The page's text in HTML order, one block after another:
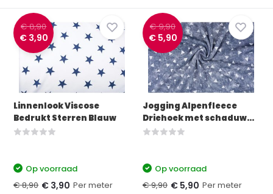
€ 8,90
€ 3,90
Linnenlook Viscose
Bedrukt Sterren Blauw
Op voorraad
€ 8,90 € 3,90 Per meter
€ 9,90
€ 5,90
Jogging Alpenfleece
Driehoek met schaduw...
Op voorraad
€ 9,90 € 5,90 Per meter